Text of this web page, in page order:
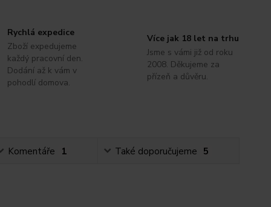
Rychlá expedice
Zboží expedujeme
každý pracovní den.
Dodání až k vám v
pohodlí domova.
Více jak 18 let na trhu
Jsme s vámi již od roku
2008. Děkujeme za
přízeň a důvěru.
Komentáře 1 Také doporučujeme 5